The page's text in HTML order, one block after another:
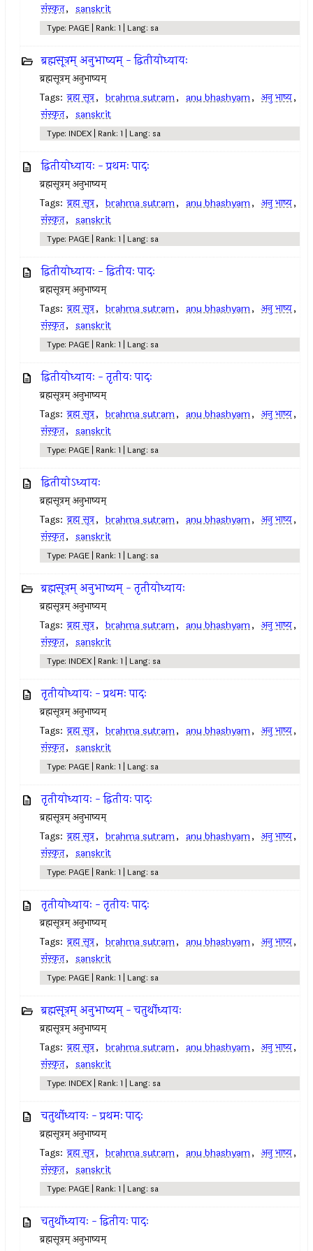
संस्कृत, sanskrit
Type: PAGE | Rank: 1 | Lang: sa
ब्रह्मसूत्रम् अनुभाष्यम् - द्वितीयोध्यायः
ब्रह्मसूत्रम् अनुभाष्यम्
Tags: ब्रह्म सूत्र, brahma sutram, anu bhashyam, अनु भाष्य,
संस्कृत, sanskrit
Type: INDEX | Rank: 1 | Lang: sa
द्वितीयोध्यायः - प्रथमः पादः
ब्रह्मसूत्रम् अनुभाष्यम्
Tags: ब्रह्म सूत्र, brahma sutram, anu bhashyam, अनु भाष्य,
संस्कृत, sanskrit
Type: PAGE | Rank: 1 | Lang: sa
द्वितीयोध्यायः - द्वितीयः पादः
ब्रह्मसूत्रम् अनुभाष्यम्
Tags: ब्रह्म सूत्र, brahma sutram, anu bhashyam, अनु भाष्य,
संस्कृत, sanskrit
Type: PAGE | Rank: 1 | Lang: sa
द्वितीयोध्यायः - तृतीयः पादः
ब्रह्मसूत्रम् अनुभाष्यम्
Tags: ब्रह्म सूत्र, brahma sutram, anu bhashyam, अनु भाष्य,
संस्कृत, sanskrit
Type: PAGE | Rank: 1 | Lang: sa
द्वितीयोऽध्यायः
ब्रह्मसूत्रम् अनुभाष्यम्
Tags: ब्रह्म सूत्र, brahma sutram, anu bhashyam, अनु भाष्य,
संस्कृत, sanskrit
Type: PAGE | Rank: 1 | Lang: sa
ब्रह्मसूत्रम् अनुभाष्यम् - तृतीयोध्यायः
ब्रह्मसूत्रम् अनुभाष्यम्
Tags: ब्रह्म सूत्र, brahma sutram, anu bhashyam, अनु भाष्य,
संस्कृत, sanskrit
Type: INDEX | Rank: 1 | Lang: sa
तृतीयोध्यायः - प्रथमः पादः
ब्रह्मसूत्रम् अनुभाष्यम्
Tags: ब्रह्म सूत्र, brahma sutram, anu bhashyam, अनु भाष्य,
संस्कृत, sanskrit
Type: PAGE | Rank: 1 | Lang: sa
तृतीयोध्यायः - द्वितीयः पादः
ब्रह्मसूत्रम् अनुभाष्यम्
Tags: ब्रह्म सूत्र, brahma sutram, anu bhashyam, अनु भाष्य,
संस्कृत, sanskrit
Type: PAGE | Rank: 1 | Lang: sa
तृतीयोध्यायः - तृतीयः पादः
ब्रह्मसूत्रम् अनुभाष्यम्
Tags: ब्रह्म सूत्र, brahma sutram, anu bhashyam, अनु भाष्य,
संस्कृत, sanskrit
Type: PAGE | Rank: 1 | Lang: sa
ब्रह्मसूत्रम् अनुभाष्यम् - चतुर्थोध्यायः
ब्रह्मसूत्रम् अनुभाष्यम्
Tags: ब्रह्म सूत्र, brahma sutram, anu bhashyam, अनु भाष्य,
संस्कृत, sanskrit
Type: INDEX | Rank: 1 | Lang: sa
चतुर्थोध्यायः - प्रथमः पादः
ब्रह्मसूत्रम् अनुभाष्यम्
Tags: ब्रह्म सूत्र, brahma sutram, anu bhashyam, अनु भाष्य,
संस्कृत, sanskrit
Type: PAGE | Rank: 1 | Lang: sa
चतुर्थोध्यायः - द्वितीयः पादः
ब्रह्मसूत्रम् अनुभाष्यम्